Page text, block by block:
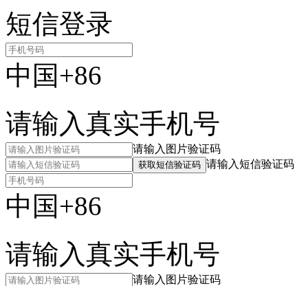
短信登录
中国+86
请输入真实手机号
请输入图片验证码
获取短信验证码 请输入短信验证码
中国+86
请输入真实手机号
请输入图片验证码